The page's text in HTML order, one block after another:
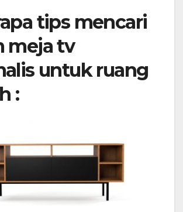
tips mencari
meja tv
untuk ruang
: